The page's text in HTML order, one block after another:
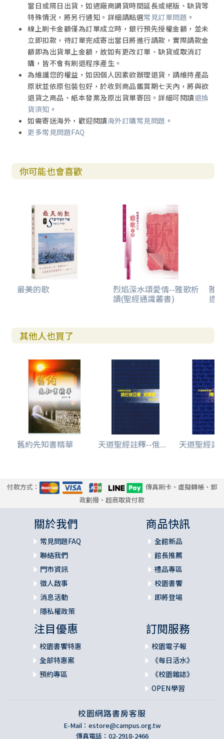
當日或隔日出貨，如遇廠商調貨時間延長或絕版、缺貨等
特殊情況，將另行通知。詳細請點選常見訂單問題 。
線上刷卡金額僅為訂單成立時，銀行預先授權金額，並未
立即扣款，待訂單完成寄出當日將進行請款，實際請款金
額即為出貨單上金額，故如有更改訂單、缺貨或取消訂
購，皆不會有刷退程序產生。
為維護您的權益，如因個人因素欲辦理退貨，請維持產品
原狀並依原包裝包好，於收到商品鑑賞期七天內，將與欲
退貨之商品、紙本發票及原出貨單寄回。詳細可閱讀退換
貨須知 。
如需寄送海外，歡迎閱讀海外訂購常見問題 。
更多常見問題FAQ
你可能也會喜歡
最美的歌 烈焰深水頌愛情--雅歌析
讀(聖經通識叢書)
雅
造
其他人也買了
舊約先知書精華 天道聖經註釋--俄... 天道聖經註
付款方式：
傳真刷卡、虛擬轉帳、郵
政劃撥、超商取貨付款
關於我們
常見問題FAQ
聯絡我們
門市資訊
徵人啟事
消息活動
隱私權政策
商品快訊
全館新品
館長推薦
禮品專區
校園書饗
即將登場
注目優惠
校園書饗特惠
全部特惠案
預約專區
訂閱服務
校園電子報
《每日活水》
《校園雜誌》
OPEN學習
校園網路書房客服
E-Mail： estore@campus.org.tw
傳真電話：02-2918-2466